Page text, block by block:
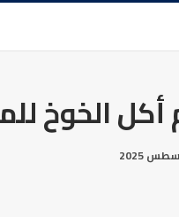
الخوخ